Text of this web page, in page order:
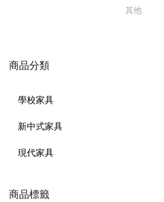
其他
商品分類
學校家具
新中式家具
現代家具
商品標籤